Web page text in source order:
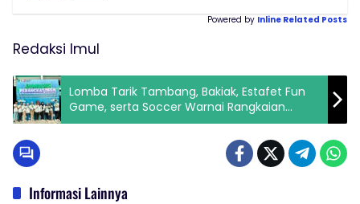
Powered by Inline Related Posts
Redaksi Imul
Lomba Tarik Tambang, Bakiak, Estafet Fun
Game, serta Soccer Warnai Rangkaian
Kegiatan Jambore Perangkat Desa
Informasi Lainnya